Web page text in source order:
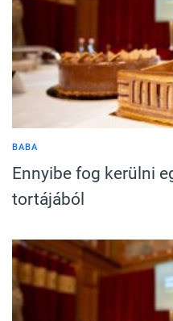
BABA
Ennyibe fog kerülni
tortájából